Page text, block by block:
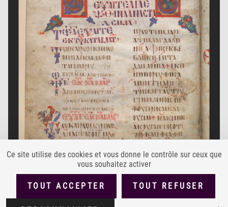
Ce site utilise des cookies et vous donne le contrôle sur ceux que
vous souhaitez activer
TOUT ACCEPTER TOUT REFUSER